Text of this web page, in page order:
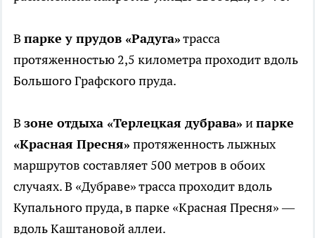
В парке у прудов «Радуга»трасса
протяженностью 2,5 километра проходит вдоль
Большого Графского пруда.
В зоне отдыха «Терлецкая дубрава» ипарке
«Красная Пресня» протяженность лыжных
маршрутов составляет 500 метров в обоих
случаях. В «Дубраве» трасса проходит вдоль
Купального пруда, в парке «Красная Пресня» —
вдоль Каштановой аллеи.